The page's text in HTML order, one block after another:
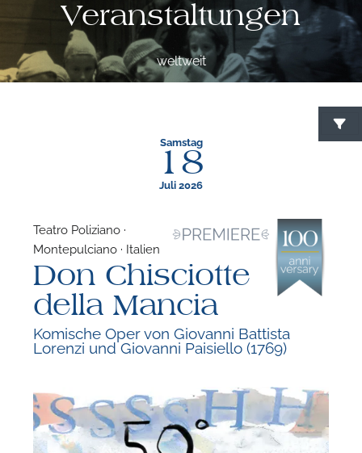
Veranstaltungen
weltweit
Samstag
18
Juli 2026
Teatro Poliziano ·
Montepulciano · Italien
Don Chisciotte
della Mancia
Komische Oper von Giovanni Battista
Lorenzi und Giovanni Paisiello (1769)